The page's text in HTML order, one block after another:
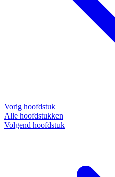
Vorig hoofdstuk
Alle hoofdstukken
Volgend hoofdstuk